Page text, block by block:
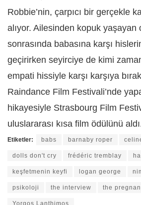
Robbie’nin, çarpıcı bir gerçekle
alıyor. Ailesinden kopuk yaşayan
sonrasında babasına karşı
geçirirken seyirciye de kimi
empati hissiyle karşı karşıya
Raindance Film Festivali’nde
hikayesiyle Strasbourg Film
uluslararası kısa film ödülünü
Etiketler: babs barnaby roper
dolls don't cry frédéric tremblay
keşfetmenin keyfi logan george
psikoloji the interview the
Yorgos Lanthimos